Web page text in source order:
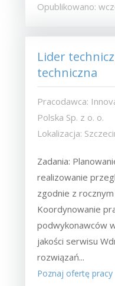
Opublikowano:
Lider
techniczna
Pracodawca:
Polska Sp. z o. o.
Lokalizacja:
Zadania:
realizowanie
zgodnie z
Koordynowanie
podwykonawców
jakości serwisu
rozwiązań...
Poznaj ofertę